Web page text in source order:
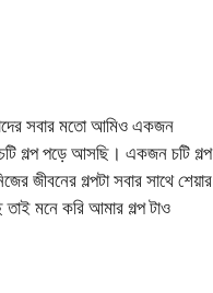
সবার মতো আমিও একজন
গল্প পড়ে আসছি। একজন চটি গল্প
জীবনের গল্পটা সবার সাথে শেয়ার
মনে করি আমার গল্প টাও